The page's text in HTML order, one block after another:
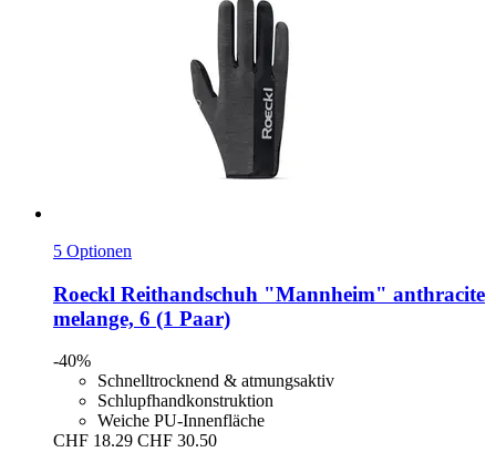
5 Optionen
Roeckl Reithandschuh "Mannheim" anthracite
melange, 6 (1 Paar)
-40%
Schnelltrocknend & atmungsaktiv
Schlupfhandkonstruktion
Weiche PU-Innenfläche
CHF 18.29 CHF 30.50